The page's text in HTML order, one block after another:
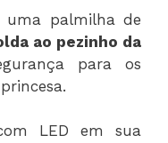
uma palmilha de
ao pezinho da
para os
LED em sua